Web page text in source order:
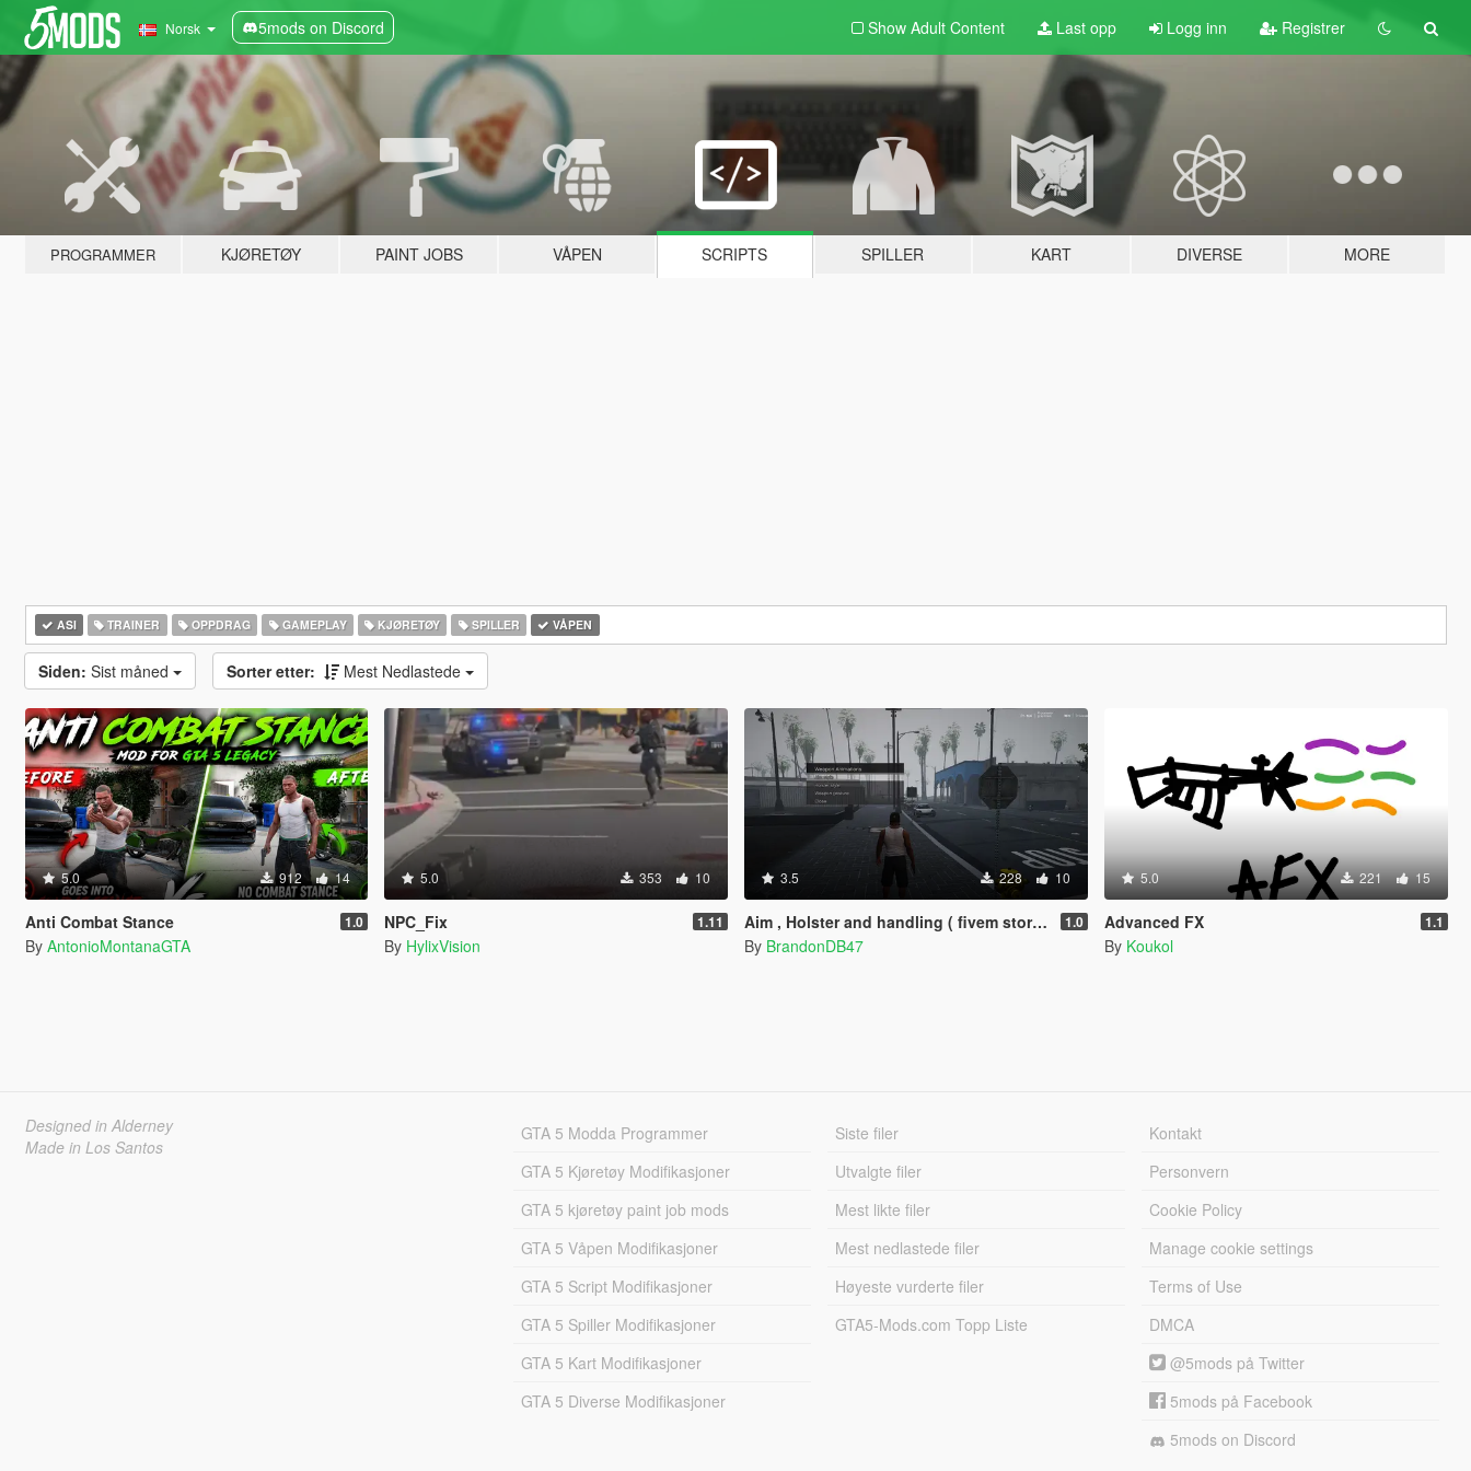
Norsk 5mods on Discord Show Adult Content Last opp Logg inn Registrer
PROGRAMMER KJØRETØY PAINT JOBS VÅPEN SCRIPTS SPILLER KART DIVERSE MORE
ASI TRAINER OPPDRAG GAMEPLAY KJØRETØY SPILLER VÅPEN
Siden: Sist måned Sorter etter: Mest Nedlastede
5.0 912 14
Anti Combat Stance 1.0
By AntonioMontanaGTA
5.0 353 10
NPC_Fix 1.11
By HylixVision
3.5 228 10
Aim , Holster and handling ( fivem story mode ) 1.0
By BrandonDB47
5.0 221 15
Advanced FX 1.1
By Koukol
Designed in Alderney
Made in Los Santos
GTA 5 Modda Programmer
GTA 5 Kjøretøy Modifikasjoner
GTA 5 kjøretøy paint job mods
GTA 5 Våpen Modifikasjoner
GTA 5 Script Modifikasjoner
GTA 5 Spiller Modifikasjoner
GTA 5 Kart Modifikasjoner
GTA 5 Diverse Modifikasjoner
Siste filer
Utvalgte filer
Mest likte filer
Mest nedlastede filer
Høyeste vurderte filer
GTA5-Mods.com Topp Liste
Kontakt
Personvern
Cookie Policy
Manage cookie settings
Terms of Use
DMCA
@5mods på Twitter
5mods på Facebook
5mods on Discord